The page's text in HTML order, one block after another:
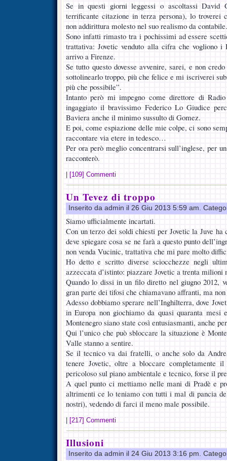
Se in questi giorni leggessi o ascoltassi David
terrificante citazione in terza persona), lo troverei
non addirittura molesto nel suo realismo da contabile.
Sono infatti rimasto tra i pochissimi ad essere
trattativa: Jovetic venduto alla cifra che vogliono
arrivo a Firenze.
Se tutto questo dovesse avvenire, sarei, e non
sottolinearlo troppo, più che felice e mi iscriverei
più che possibile”.
Intanto però mi impegno come direttore di
ingaggiato il bravissimo Federico Lo Giudice
Baviera anche il minimo sussulto di Gomez.
E poi, come espiazione delle mie colpe, ci sono
raccontare via etere in tedesco…
Per ora però meglio concentrarsi sull’inglese, per
racconterò.
[109] Commenti
Un Tevez di troppo
Inserito da admin il 26 Giu 2013 5:59 am.
Siamo ufficialmente incartati.
Con un terzo dei soldi chiesti per Jovetic la Juve ha
deve spiegare cosa se ne farà a questo punto
non venda Vucinic, trattativa che mi pare molto
Ho detto e scritto diverse sciocchezze negli
azzeccata d’istinto: piazzare Jovetic a trenta milioni
Quando lo dissi in un filo diretto nel giugno 2012,
gran parte dei tifosi che chiamavano affranti, ma
Adesso dobbiamo sperare nell’Inghilterra, dove
in Europa non giochiamo da quasi quaranta
Montenegro siano state così entusiasmanti, anche
Qui l’unico che può sbloccare la situazione è
Valle stanno a sentire.
Se il tecnico va dai fratelli, o anche solo da
tenere Jovetic, oltre a bloccare completamente
pericoloso sul piano ambientale e tecnico, forse il
A quel punto ci mettiamo nelle mani di Pradè e
altrimenti ce lo teniamo con tutti i mal di pancia
nostri), vedendo di farci il meno male possibile.
[217] Commenti
Illusioni
Inserito da admin il 24 Giu 2013 3:16 pm.